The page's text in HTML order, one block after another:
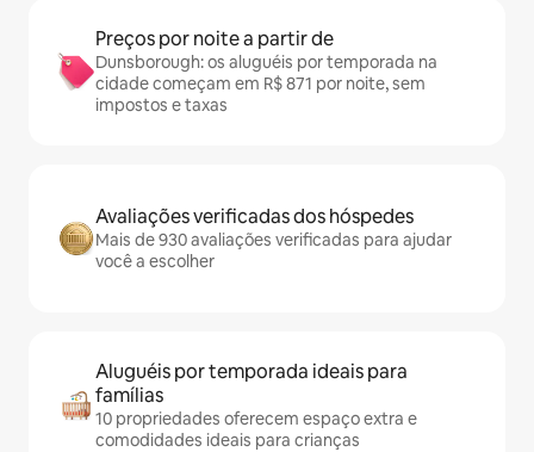
Preços por noite a partir de
Dunsborough: os aluguéis por temporada na
cidade começam em R$ 871 por noite, sem
impostos e taxas
Avaliações verificadas dos hóspedes
Mais de 930 avaliações verificadas para ajudar
você a escolher
Aluguéis por temporada ideais para
famílias
10 propriedades oferecem espaço extra e
comodidades ideais para crianças